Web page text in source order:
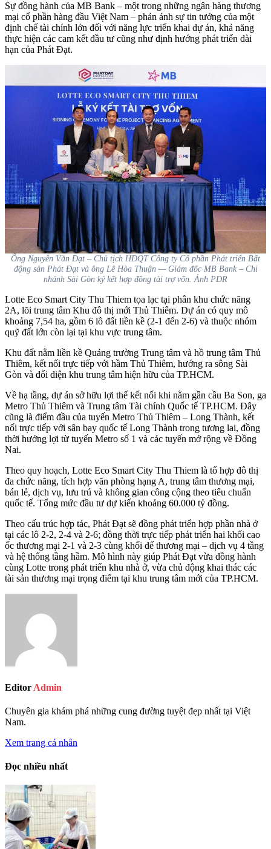
Sự đồng hành của MB Bank – một trong những ngân hàng thương
mại cổ phần hàng đầu Việt Nam – phản ánh sự tin tưởng của một
định chế tài chính lớn đối với năng lực triển khai dự án, khả năng
thực hiện các cam kết đầu tư cũng như định hướng phát triển dài
hạn của Phát Đạt.
Ông Nguyễn Văn Đạt – Chủ tịch HĐQT Công ty Cổ phần Phát triển Bất
động sản Phát Đạt và ông Lê Hòa Thuận — Giám đốc MB Bank – Chi
nhánh Sài Gòn ký kết hợp đồng tài trợ vốn. Ảnh PDR
Lotte Eco Smart City Thu Thiem tọa lạc tại phân khu chức năng
2A, lõi trung tâm Khu đô thị mới Thủ Thiêm. Dự án có quy mô
khoảng 7,54 ha, gồm 6 lô đất liền kề (2-1 đến 2-6) và thuộc nhóm
quỹ đất lớn còn lại tại khu vực trung tâm.
Khu đất nằm liền kề Quảng trường Trung tâm và hồ trung tâm Thủ
Thiêm, kết nối trực tiếp với hầm Thủ Thiêm, hướng ra sông Sài
Gòn và đối diện khu trung tâm hiện hữu của TP.HCM.
Về hạ tầng, dự án sở hữu lợi thế kết nối khi nằm gần cầu Ba Son, ga
Metro Thủ Thiêm và Trung tâm Tài chính Quốc tế TP.HCM. Đây
cũng là điểm đầu của tuyến Metro Thủ Thiêm – Long Thành, kết
nối trực tiếp với sân bay quốc tế Long Thành trong tương lai, đồng
thời hưởng lợi từ tuyến Metro số 1 và các tuyến mở rộng về Đồng
Nai.
Theo quy hoạch, Lotte Eco Smart City Thu Thiem là tổ hợp đô thị
đa chức năng, tích hợp văn phòng hạng A, trung tâm thương mại,
bán lẻ, dịch vụ, lưu trú và không gian công cộng theo tiêu chuẩn
quốc tế. Tổng mức đầu tư dự kiến khoảng 60.000 tỷ đồng.
Theo cấu trúc hợp tác, Phát Đạt sẽ đồng phát triển hợp phần nhà ở
tại các lô 2-2, 2-4 và 2-6; đồng thời trực tiếp phát triển hai khối cao
ốc thương mại 2-1 và 2-3 cùng khối đế thương mại – dịch vụ 4 tầng
và hệ thống tầng hầm. Mô hình này giúp Phát Đạt vừa đồng hành
cùng Lotte trong phát triển khu nhà ở, vừa chủ động khai thác các
tài sản thương mại trọng điểm tại khu trung tâm mới của TP.HCM.
Editor Admin
Chuyên gia khám phá những cung đường tuyệt đẹp nhất tại Việt
Nam.
Xem trang cá nhân
Đọc nhiều nhất